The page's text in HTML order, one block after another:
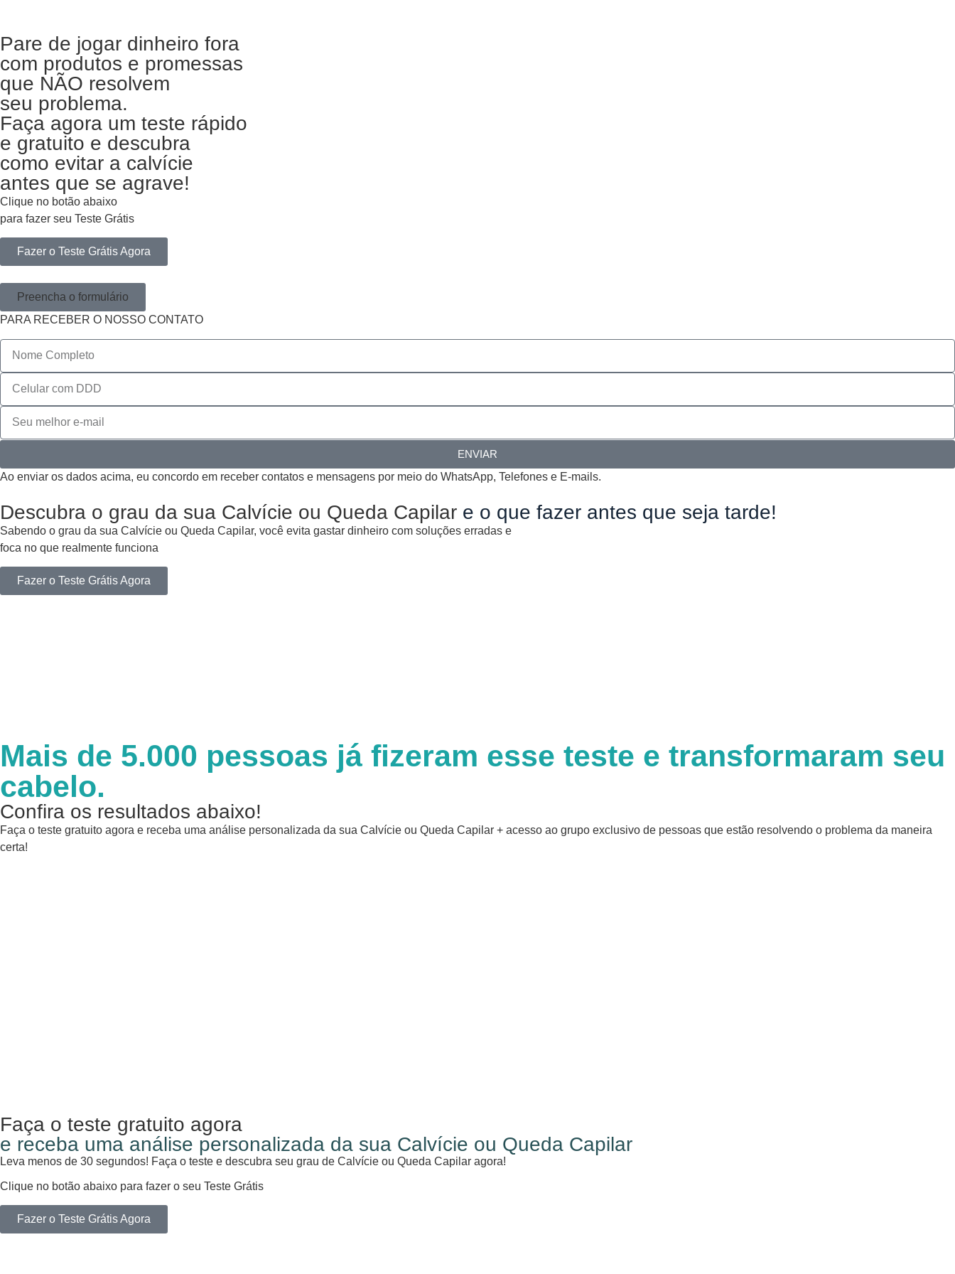
Pare de jogar dinheiro fora
com produtos e promessas
que NÃO resolvem
seu problema.
Faça agora um teste rápido
e gratuito e descubra
como evitar a calvície
antes que se agrave!
Clique no botão abaixo
para fazer seu Teste Grátis
Fazer o Teste Grátis Agora
Preencha o formulário
PARA RECEBER O NOSSO CONTATO
ENVIAR
Ao enviar os dados acima, eu concordo em receber contatos e mensagens por meio do WhatsApp, Telefones e E-mails.
Descubra o grau da sua Calvície ou Queda Capilar e o que fazer antes que seja tarde!
Sabendo o grau da sua Calvície ou Queda Capilar, você evita gastar dinheiro com soluções erradas e
foca no que realmente funciona
Fazer o Teste Grátis Agora
Mais de 5.000 pessoas já fizeram esse teste e transformaram seu
cabelo.
Confira os resultados abaixo!
Faça o teste gratuito agora e receba uma análise personalizada da sua Calvície ou Queda Capilar + acesso ao grupo exclusivo de pessoas que estão resolvendo o problema da maneira
certa!
Faça o teste gratuito agora
e receba uma análise personalizada da sua Calvície ou Queda Capilar
Leva menos de 30 segundos! Faça o teste e descubra seu grau de Calvície ou Queda Capilar agora!
Clique no botão abaixo para fazer o seu Teste Grátis
Fazer o Teste Grátis Agora